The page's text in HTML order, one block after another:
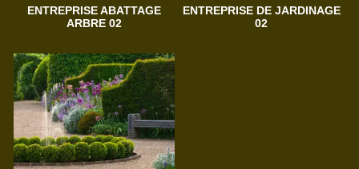
ENTREPRISE ABATTAGE
ARBRE 02
ENTREPRISE DE JARDINAGE
02